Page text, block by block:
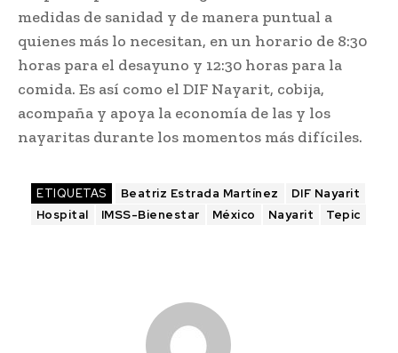
medidas de sanidad y de manera puntual a
quienes más lo necesitan, en un horario de 8:30
horas para el desayuno y 12:30 horas para la
comida. Es así como el DIF Nayarit, cobija,
acompaña y apoya la economía de las y los
nayaritas durante los momentos más difíciles.
ETIQUETAS Beatriz Estrada Martínez
DIF Nayarit
Hospital
IMSS-Bienestar México Nayarit Tepic